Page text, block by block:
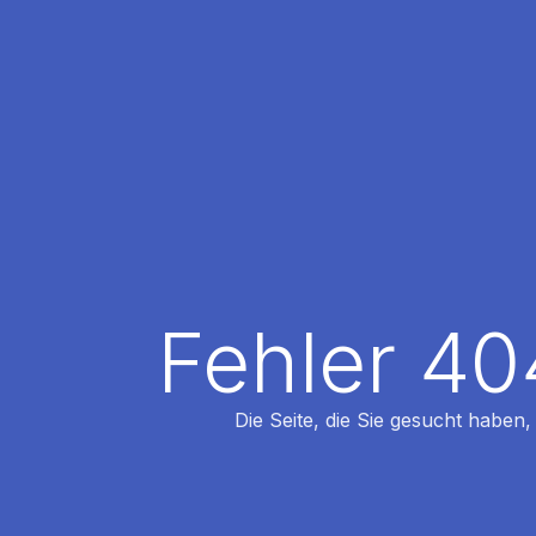
Fehler
Die Seite, die Sie gesucht